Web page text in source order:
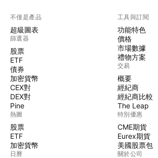
不僅是產品
超級圖表
篩選器
股票
ETF
債券
加密貨幣
CEX對
DEX對
Pine
熱圖
股票
ETF
加密貨幣
日曆
工具與訂閱
功能特色
價格
市場數據
禮物方案
交易
概要
經紀商
經紀商比較
The Leap
特別優惠
CME期貨
Eurex期貨
美國股票包
關於公司